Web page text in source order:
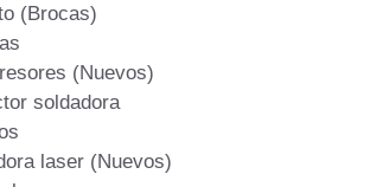
(Brocas)
(Nuevos)
soldadora
laser (Nuevos)